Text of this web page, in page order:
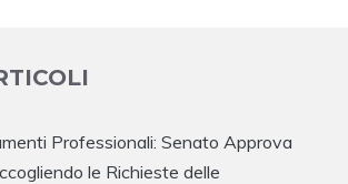
Professionali: Senato Approva
le Richieste delle